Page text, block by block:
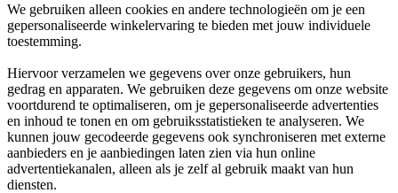
We gebruiken alleen cookies en andere technologieën om je een
gepersonaliseerde winkelervaring te bieden met jouw individuele
toestemming.
Hiervoor verzamelen we gegevens over onze gebruikers, hun
gedrag en apparaten. We gebruiken deze gegevens om onze website
voortdurend te optimaliseren, om je gepersonaliseerde advertenties
en inhoud te tonen en om gebruiksstatistieken te analyseren. We
kunnen jouw gecodeerde gegevens ook synchroniseren met externe
aanbieders en je aanbiedingen laten zien via hun online
advertentiekanalen, alleen als je zelf al gebruik maakt van hun
diensten.